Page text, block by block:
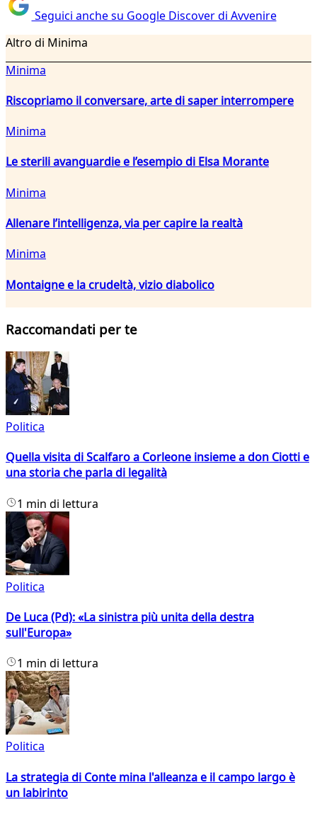
Seguici anche su Google Discover di Avvenire
Altro di Minima
Minima
Riscopriamo il conversare, arte di saper interrompere
Minima
Le sterili avanguardie e l’esempio di Elsa Morante
Minima
Allenare l’intelligenza, via per capire la realtà
Minima
Montaigne e la crudeltà, vizio diabolico
Raccomandati per te
Politica
Quella visita di Scalfaro a Corleone insieme a don Ciotti e
una storia che parla di legalità
1 min di lettura
Politica
De Luca (Pd): «La sinistra più unita della destra
sull'Europa»
1 min di lettura
Politica
La strategia di Conte mina l'alleanza e il campo largo è
un labirinto